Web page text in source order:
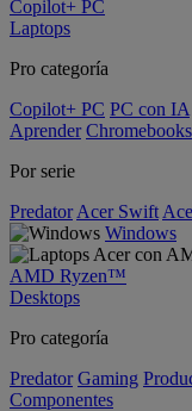
Copilot+ PC
Laptops
Pro categoría
Copilot+ PC PC con IA
Aprender Chromebooks
Por serie
Predator Acer Swift
Windows
AMD Ryzen™
Desktops
Pro categoría
Predator Gaming
Componentes